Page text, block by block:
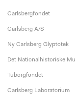
Carlsbergfondet
Carlsberg A/S
Ny Carlsberg Glyptotek
Det Nationalhistoriske
Tuborgfondet
Carlsberg Laboratorium